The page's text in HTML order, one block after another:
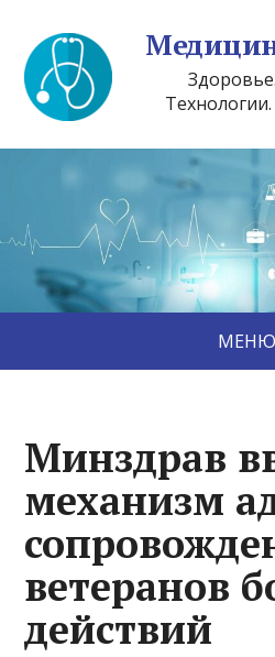
МЕНЮ
Минздрав
механизм
ветеранов
действий